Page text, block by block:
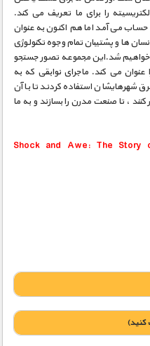
را برای ما تعریف می کند.
حساب می آمد اما هم اکنون به عنوان
ها و پشتیبان تمام وجوه تکنولوژی
خواهیم شد.این مجموعه تصور جستجو
می کند. ماجرای نوابقی که به
شهرهایشان استفاده کردند تا با آن
کنند ، تا صنعت مدرن را بسازند و به ما
(Shock and Awe: The Story